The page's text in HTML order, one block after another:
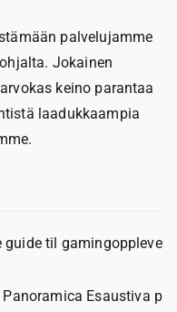
palvelujamme
Jokainen
keino parantaa
laadukkaampia
guide til gamingoppleve
Esaustiva p